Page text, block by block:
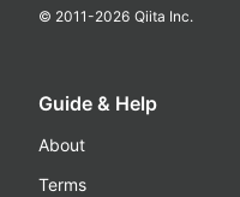
© 2011-2026 Qiita Inc.
Guide & Help
About
Terms